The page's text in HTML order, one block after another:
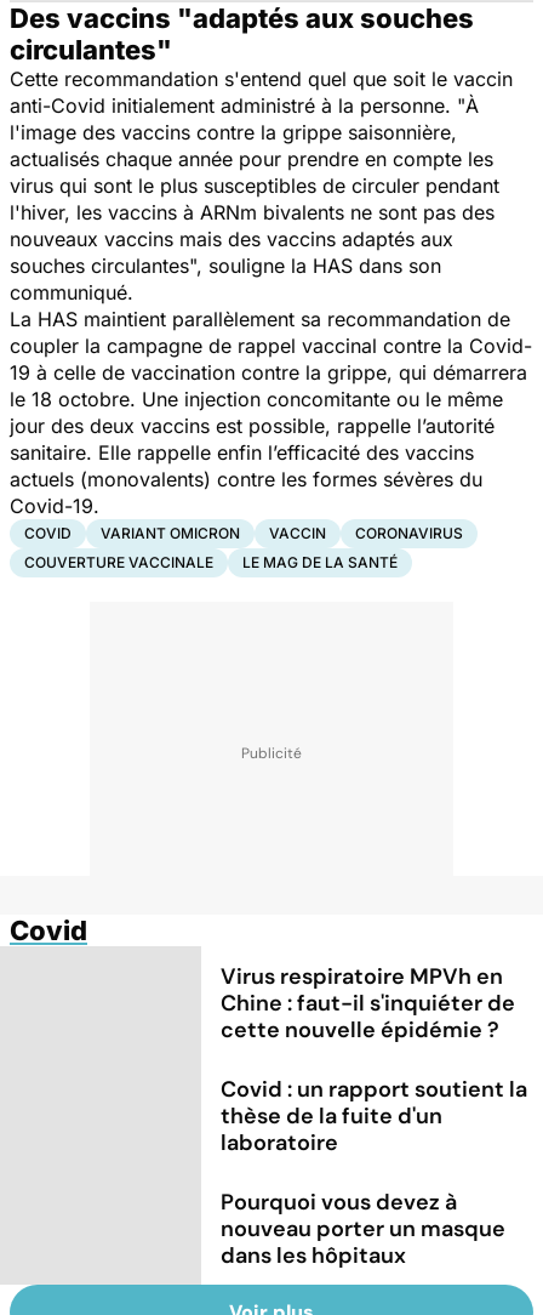
Des vaccins "adaptés aux souches
circulantes"
Cette recommandation s'entend quel que soit le vaccin
anti-Covid initialement administré à la personne. "À
l'image des vaccins contre la grippe saisonnière,
actualisés chaque année pour prendre en compte les
virus qui sont le plus susceptibles de circuler pendant
l'hiver, les vaccins à ARNm bivalents ne sont pas des
nouveaux vaccins mais des vaccins adaptés aux
souches circulantes", souligne la HAS dans son
communiqué.
La HAS maintient parallèlement sa recommandation de
coupler la campagne de rappel vaccinal contre la Covid-
19 à celle de vaccination contre la grippe, qui démarrera
le 18 octobre. Une injection concomitante ou le même
jour des deux vaccins est possible, rappelle l’autorité
sanitaire. Elle rappelle enfin l’efficacité des vaccins
actuels (monovalents) contre les formes sévères du
Covid-19.
COVID VARIANT OMICRON VACCIN
CORONAVIRUS
COUVERTURE VACCINALE
LE MAG DE LA SANTÉ
Covid
Virus respiratoire MPVh en
Chine : faut-il s'inquiéter de
cette nouvelle épidémie ?
Covid : un rapport soutient la
thèse de la fuite d'un
laboratoire
Pourquoi vous devez à
nouveau porter un masque
dans les hôpitaux